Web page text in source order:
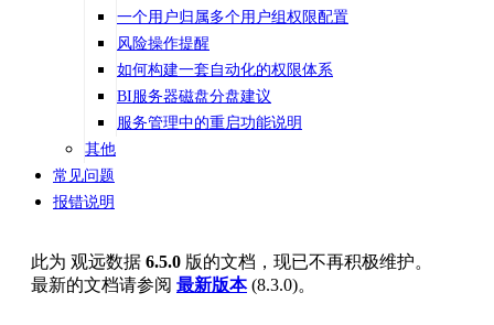
一个用户归属多个用户组权限配置
风险操作提醒
如何构建一套自动化的权限体系
BI服务器磁盘分盘建议
服务管理中的重启功能说明
其他
常见问题
报错说明
此为 观远数据 6.5.0 版的文档，现已不再积极维护。
最新的文档请参阅 最新版本(8.3.0)。